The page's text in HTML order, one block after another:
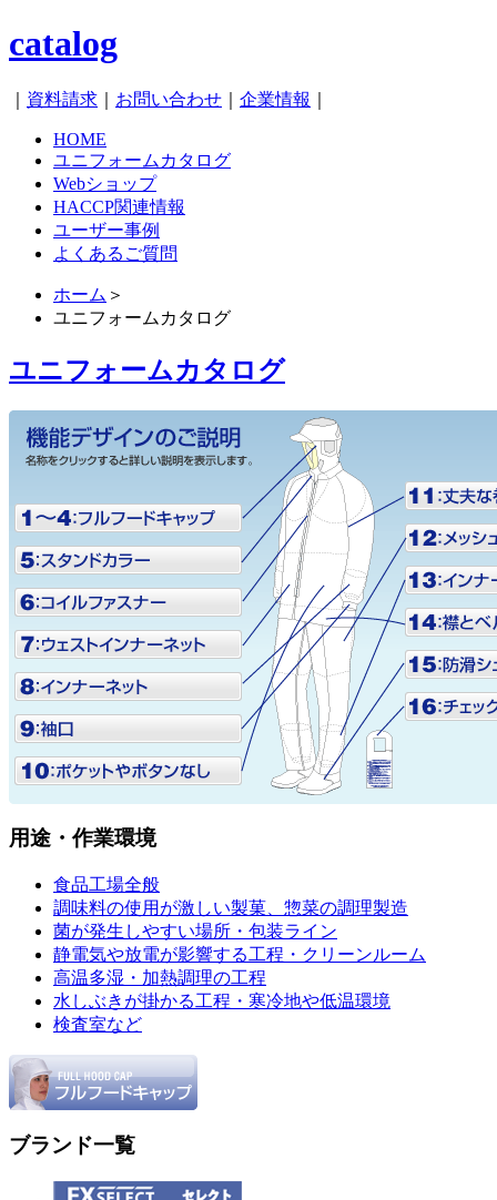
catalog
資料請求 お問い合わせ 企業情報
HOME
ユニフォームカタログ
Webショップ
HACCP関連情報
ユーザー事例
よくあるご質問
ホーム ＞
ユニフォームカタログ
ユニフォームカタログ
用途・作業環境
食品工場全般
調味料の使用が激しい製菓、惣菜の調理製造
菌が発生しやすい場所・包装ライン
静電気や放電が影響する工程・クリーンルーム
高温多湿・加熱調理の工程
水しぶきが掛かる工程・寒冷地や低温環境
検査室など
ブランド一覧